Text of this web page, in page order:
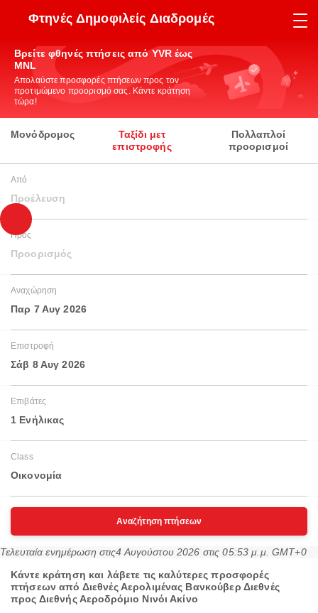
Φτηνές Δημοφιλείς Διαδρομές
Βρείτε φθηνές πτήσεις από YVR έως
MNL
Απολαύστε προσφορές πτήσεων προς τον
προτιμώμενο προορισμό σας. Κάντε κράτηση
τώρα!
Μονόδρομος
Ταξίδι μετ
επιστροφής
Πολλαπλοί
προορισμοί
Από
Προέλευση
Προς
Προορισμός
Αναχώρηση
Παρ 7 Αυγ 2026
Επιστροφή
Σάβ 8 Αυγ 2026
Επιβάτες
1 Ενήλικας
Class
Οικονομία
Αναζήτηση πτήσεων
Τελευταία ενημέρωση στις4 Αυγούστου 2026 στις 05:53 μ.μ. GMT+0
Κάντε κράτηση και λάβετε τις καλύτερες προσφορές
πτήσεων από Διεθνές Αερολιμένας Βανκούβερ Διεθνές
προς Διεθνής Αεροδρόμιο Νινόι Ακίνο